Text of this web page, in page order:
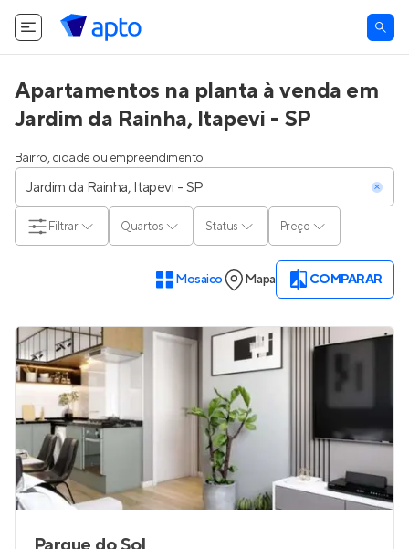
Apartamentos na planta à venda em
Jardim da Rainha, Itapevi - SP
Bairro, cidade ou empreendimento
Quartos Status Preço
Filtrar
Mosaico Mapa COMPARAR